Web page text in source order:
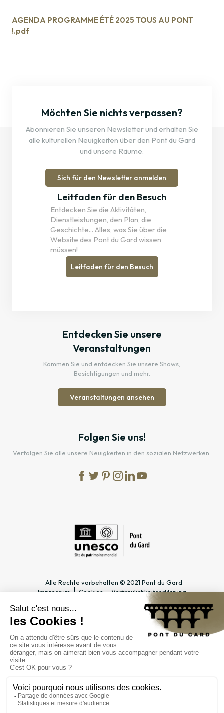
AGENDA PROGRAMME ÉTÉ 2025 TOUS AU PONT
!.pdf
Möchten Sie nichts verpassen?
Abonnieren Sie unseren Newsletter und erhalten Sie
alle kulturellen Neuigkeiten über den Pont du Gard
und unsere Räume.
Sich für den Newsletter anmelden
Leitfaden für den Besuch
Entdecken Sie die Aktivitäten,
Dienstleistungen, den Plan, die
Geschichte... Alles, was Sie über die
Website des Pont du Gard wissen
müssen!
Leitfaden für den Besuch
Entdecken Sie unsere
Veranstaltungen
Kommen Sie und entdecken Sie unsere Shows,
Besichtigungen und mehr.
Veranstaltungen ansehen
Folgen Sie uns!
Verfolgen Sie alle unsere Neuigkeiten in den sozialen Netzwerken.
Alle Rechte vorbehalten © 2021 Pont du Gard
Impressum
Cookies Vertraulichkeitserklärung
PRAKTISCHE INFOS
Öffnungszeiten
Zugang
Preise & Abonnements
Kontakt
SPEZIALBEREICHE
Tourismusfachmann/-frau &
Lehrer & Schulklasse
ÖFFENTLICHE
EINRICHTUNG